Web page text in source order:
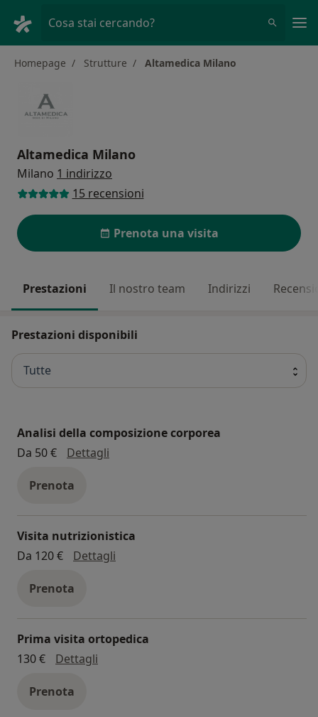
Cosa stai cercando?
Homepage Strutture Altamedica Milano
Altamedica Milano
Milano 1 indirizzo
15 recensioni
Prenota una visita
Prestazioni Il nostro team Indirizzi
Prestazioni disponibili
Tutte
Analisi della composizione corporea
Da 50 €
Dettagli
Prenota
Visita nutrizionistica
Da 120 €
Dettagli
Prenota
Prima visita ortopedica
130 €
Dettagli
Prenota